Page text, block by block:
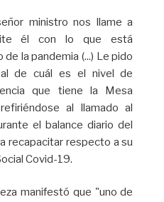
ministro nos llame a
él con lo que está
la pandemia (...) Le pido
de cuál es el nivel de
que tiene la Mesa
al llamado al
el balance diario del
recapacitar respecto a su
Covid-19.
manifestó que "uno de